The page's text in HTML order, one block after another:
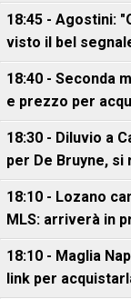
18:45 - Agostini:
visto il bel
18:40 - Seconda
e prezzo per
18:30 - Diluvio a
per De Bruyne, si
18:10 - Lozano
MLS: arriverà in
18:10 - Maglia
link per